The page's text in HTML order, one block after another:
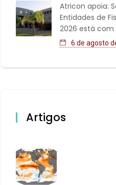
Atricon apoia:
Entidades de
2026 está com
6 de agosto
Artigos